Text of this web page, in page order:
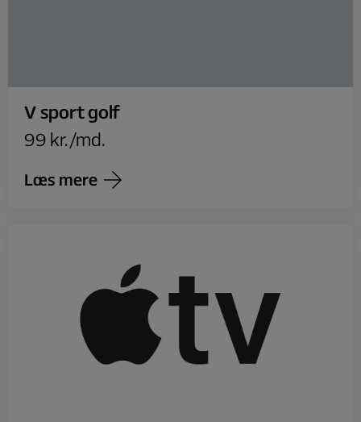
V sport golf
99 kr./md.
Læs mere